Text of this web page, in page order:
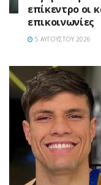
επίκεντρο οι
επικοινωνίες
5 ΑΥΓΟΎΣΤΟΥ 2026